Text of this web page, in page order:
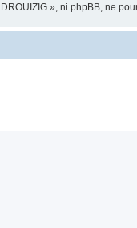
», ni phpBB, ne